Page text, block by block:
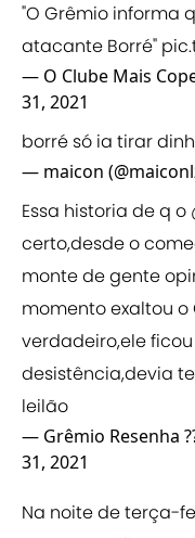
"O Grêmio informa
atacante Borré"
— O Clube Mais
31, 2021
borré só ia tirar
— maicon
Essa historia de q o
certo,desde o
monte de gente
momento exaltou o
verdadeiro,ele
desistência,devia
leilão
— Grêmio Resenha
31, 2021
Na noite de terça-